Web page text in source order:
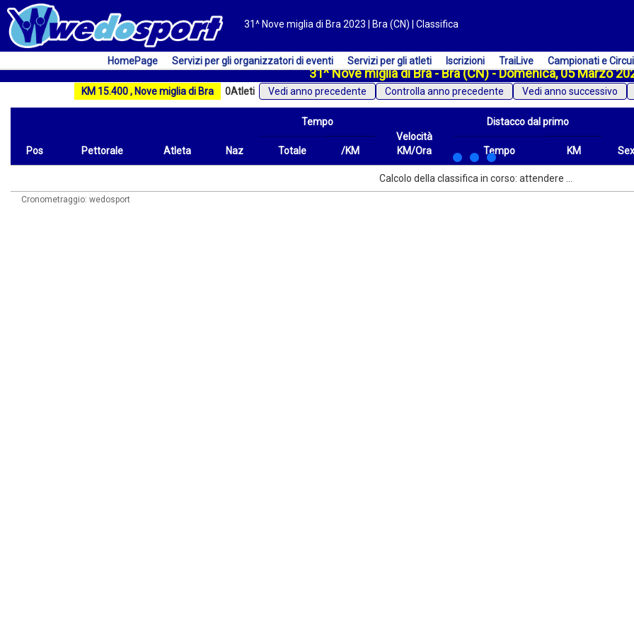
31^ Nove miglia di Bra 2023 | Bra (CN) | Classifica
HomePage Servizi per gli organizzatori di eventi Servizi per gli atleti Iscrizioni TraiLive Campionati e
31^ Nove miglia di Bra - Bra (CN) - Domenica, 05 Marzo
KM 15.400 , Nove miglia di Bra 0Atleti Vedi anno precedente Vedi anno successivo
Pos Pettorale Atleta Naz
Tempo
Velocità
KM/Ora
Distacco dal primo
Sex
Totale /KM Tempo
KM
Velocità
Distacco dal primo
Tempo
Calcolo della classifica in corso: attendere ...
Cronometraggio: wedosport